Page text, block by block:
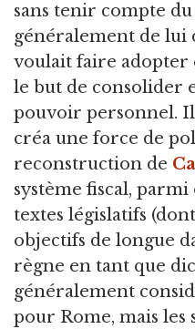
sans tenir compte
généralement de lui
voulait faire adopter
le but de consolider
pouvoir personnel.
créa une force de
reconstruction de
système fiscal,
textes législatifs
objectifs de longue
règne en tant que
généralement
pour Rome, mais les